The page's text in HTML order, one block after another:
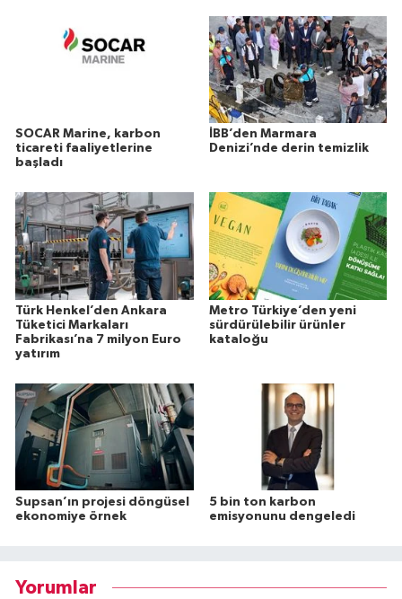
SOCAR Marine, karbon
ticareti faaliyetlerine
başladı
İBB’den Marmara
Denizi’nde derin temizlik
Türk Henkel’den Ankara
Tüketici Markaları
Fabrikası’na 7 milyon Euro
yatırım
Metro Türkiye’den yeni
sürdürülebilir ürünler
kataloğu
Supsan’ın projesi döngüsel
ekonomiye örnek
5 bin ton karbon
emisyonunu dengeledi
Yorumlar